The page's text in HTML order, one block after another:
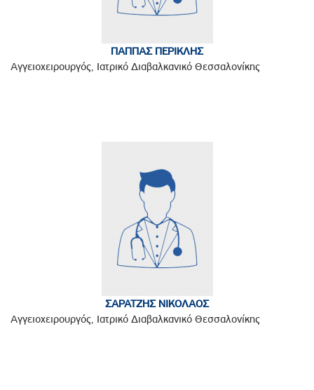
ΠΑΠΠΑΣ ΠΕΡΙΚΛΗΣ
Αγγειοχειρουργός, Ιατρικό Διαβαλκανικό Θεσσαλονίκης
ΣΑΡΑΤΖΗΣ ΝΙΚΟΛΑΟΣ
Αγγειοχειρουργός, Ιατρικό Διαβαλκανικό Θεσσαλονίκης